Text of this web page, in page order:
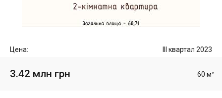
Цена: III квартал 2023
3.42 млн грн 60 м²